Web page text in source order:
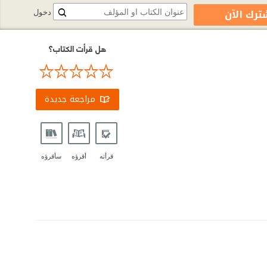
هل قرأت الكتاب؟
مراجعة جديدة
قرأته أقرؤه سأقرؤه
دخول الآن